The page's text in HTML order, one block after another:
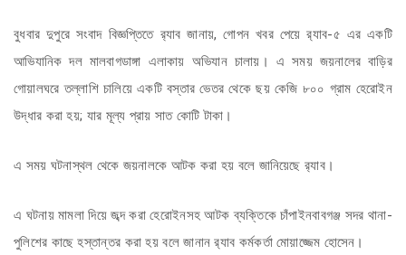
বুধবার দুপুরে সংবাদ বিজ্ঞপ্তিতে র‌্যাব জানায়, গোপন খবর পেয়ে র‌্যাব-৫ এর একটি
আভিযানিক দল মালবাগডাঙ্গা এলাকায় অভিযান চালায়। এ সময় জয়নালের বাড়ির
গোয়ালঘরে তল্লাশি চালিয়ে একটি বস্তার ভেতর থেকে ছয় কেজি ৮০০ গ্রাম হেরোইন
উদ্ধার করা হয়; যার মূল্য প্রায় সাত কোটি টাকা।
এ সময় ঘটনাস্থল থেকে জয়নালকে আটক করা হয় বলে জানিয়েছে র‌্যাব।
এ ঘটনায় মামলা দিয়ে জব্দ করা হেরোইনসহ আটক ব্যক্তিকে চাঁপাইনবাবগঞ্জ সদর থানা-
পুলিশের কাছে হস্তান্তর করা হয় বলে জানান র‌্যাব কর্মকর্তা মোয়াজ্জেম হোসেন।